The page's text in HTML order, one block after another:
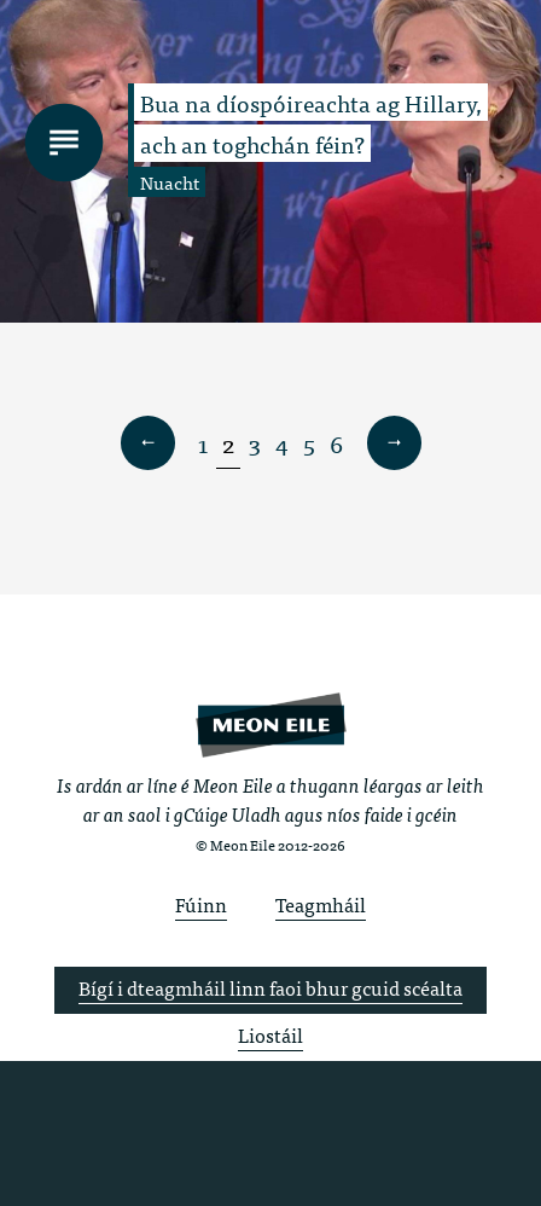
Bua na díospóireachta ag Hillary,
ach an toghchán féin?
Nuacht
1 2 3 4 5 6
Is ardán ar líne é Meon Eile a thugann léargas ar leith
ar an saol i gCúige Uladh agus níos faide i gcéin
© Meon Eile 2012-2026
Fúinn Teagmháil
Bígí i dteagmháil linn faoi bhur gcuid scéalta
Liostáil